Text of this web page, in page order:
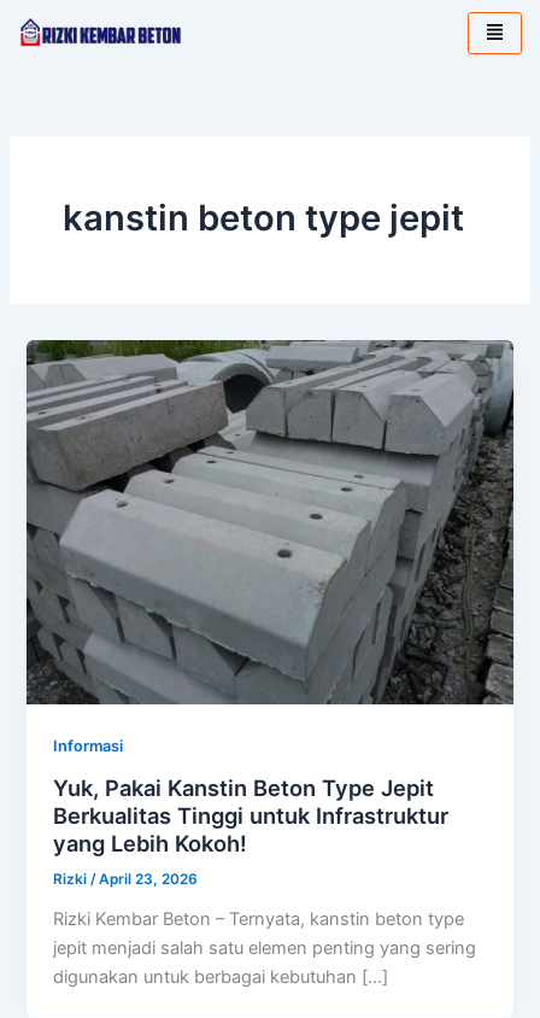
Lewati
kanstin beton type jepit
Informasi
Yuk, Pakai Kanstin Beton Type Jepit
Berkualitas Tinggi untuk Infrastruktur
yang Lebih Kokoh!
Rizki/April 23, 2026
Rizki Kembar Beton – Ternyata, kanstin beton type
jepit menjadi salah satu elemen penting yang sering
digunakan untuk berbagai kebutuhan […]